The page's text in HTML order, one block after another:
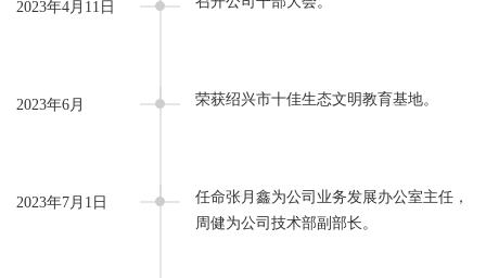
2023年4月11日
2023年6月 荣获绍兴市十佳生态文明教育基地。
2023年7月1日
任命张月鑫为公司业务发展办公室主任，
周健为公司技术部副部长。